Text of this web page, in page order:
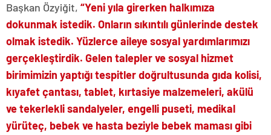
Başkan Özyiğit, “Yeni yıla girerken halkımıza
dokunmak istedik. Onların sıkıntılı günlerinde destek
olmak istedik. Yüzlerce aileye sosyal yardımlarımızı
gerçekleştirdik. Gelen talepler ve sosyal hizmet
birimimizin yaptığı tespitler doğrultusunda gıda kolisi,
kıyafet çantası, tablet, kırtasiye malzemeleri, akülü
ve tekerlekli sandalyeler, engelli puseti, medikal
yürüteç, bebek ve hasta beziyle bebek maması gibi